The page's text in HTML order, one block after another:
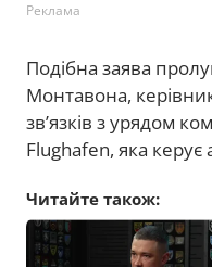
Реклама
Подібна заява
Монтавона,
зв’язків з урядом
Flughafen, яка
Читайте також: